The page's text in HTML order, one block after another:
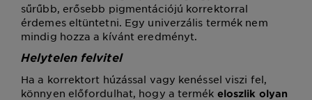
sűrűbb, erősebb pigmentációjú korrektorral
érdemes eltüntetni. Egy univerzális termék nem
mindig hozza a kívánt eredményt.
Helytelen felvitel
Ha a korrektort húzással vagy kenéssel viszi fel,
könnyen előfordulhat, hogy a termék eloszlik olyan